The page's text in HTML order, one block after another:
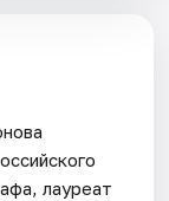
лауреат